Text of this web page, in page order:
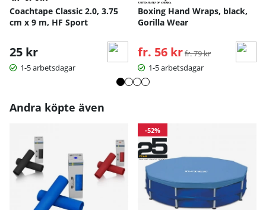
Coachtape Classic 2.0, 3.75
cm x 9 m, HF Sport
25 kr
1-5 arbetsdagar
Boxing Hand Wraps, black,
Gorilla Wear
fr. 56 kr Ordinarie pris:
fr. 79 kr
1-5 arbetsdagar
Andra köpte även
-52%